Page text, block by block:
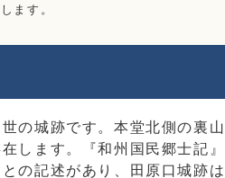
ます。
の城跡です。本堂北側の裏
します。『和州国民郷士記
の記述があり、田原口城跡